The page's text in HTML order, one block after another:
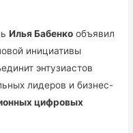
Илья Бабенко объявил
инициативы
энтузиастов
лидеров и бизнес-
цифровых